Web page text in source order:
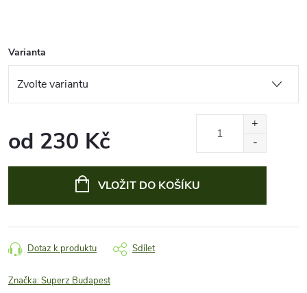
Varianta
od 230 Kč
VLOŽIT DO KOŠÍKU
Dotaz k produktu Sdílet
Značka:Superz Budapest